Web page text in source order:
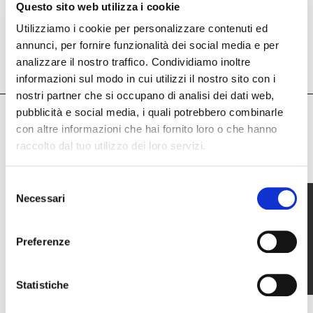
Questo sito web utilizza i cookie
Utilizziamo i cookie per personalizzare contenuti ed
annunci, per fornire funzionalità dei social media e per
analizzare il nostro traffico. Condividiamo inoltre
informazioni sul modo in cui utilizzi il nostro sito con i
nostri partner che si occupano di analisi dei dati web,
pubblicità e social media, i quali potrebbero combinarle
con altre informazioni che hai fornito loro o che hanno
raccolto dal tuo utilizzo dei loro servizi.
delNecessari
Preferenze
Statistiche
Scopri tutte le finiture
Qualità
permette di garantire standard di qualità